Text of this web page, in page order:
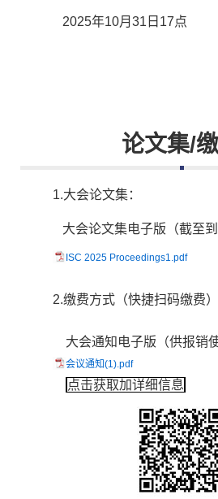
2025年10月31日17点
论文集/
1.大会论文集：
大会论文集电子版（截至到
ISC 2025 Proceedings1.pdf
2.缴费方式（快捷扫码缴费）
大会通知电子版（供报销使
会议通知(1).pdf
点击获取加详细信息